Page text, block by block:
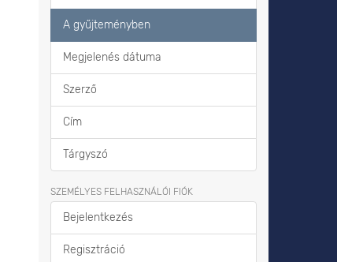
A gyűjteményben
Megjelenés dátuma
Szerző
Cím
Tárgyszó
SZEMÉLYES FELHASZNÁLÓI FIÓK
Bejelentkezés
Regisztráció